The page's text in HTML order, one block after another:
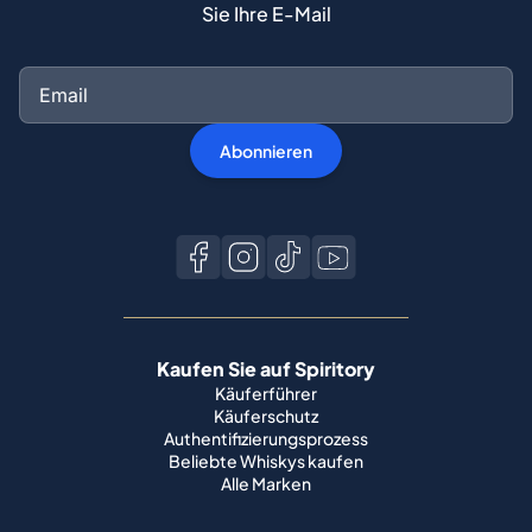
Sie Ihre E-Mail
Abonnieren
Kaufen Sie auf Spiritory
Käuferführer
Käuferschutz
Authentifizierungsprozess
Beliebte Whiskys kaufen
Alle Marken